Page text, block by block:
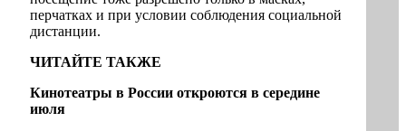
перчатках и при условии соблюдения социальной
дистанции.
ЧИТАЙТЕ ТАКЖЕ
Кинотеатры в России откроются в середине
июля